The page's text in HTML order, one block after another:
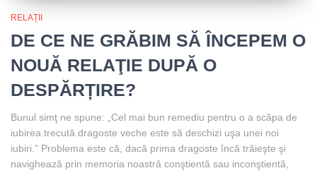
RELAȚII
DE CE NE GRĂBIM SĂ ÎNCEPEM O
NOUĂ RELAŢIE DUPĂ O
DESPĂRȚIRE?
Bunul simţ ne spune: „Cel mai bun remediu pentru o a scăpa de
iubirea trecută dragoste veche este să deschizi uşa unei noi
iubiri.” Problema este că, dacă prima dragoste încă trăieşte şi
navighează prin memoria noastră conştientă sau inconştientă,